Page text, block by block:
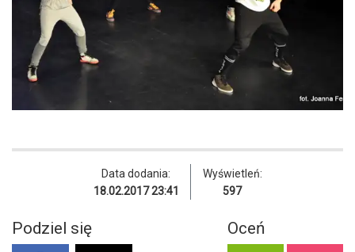
Data dodania:
18.02.2017 23:41
Wyświetleń:
597
Podziel się Oceń